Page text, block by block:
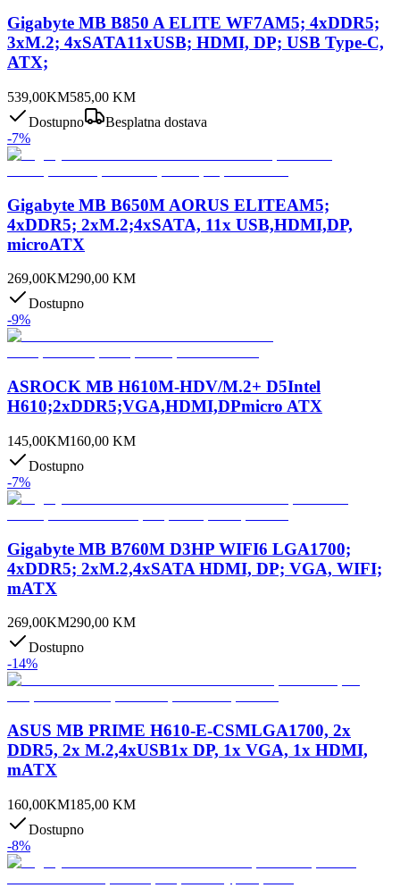
Gigabyte MB B850 A ELITE WF7AM5; 4xDDR5;
3xM.2; 4xSATA11xUSB; HDMI, DP; USB Type-C,
ATX;
539,00KM585,00 KM
Dostupno
Besplatna dostava
-7%
Gigabyte MB B650M AORUS ELITEAM5;
4xDDR5; 2xM.2;4xSATA, 11x USB,HDMI,DP,
microATX
269,00KM290,00 KM
Dostupno
-9%
ASROCK MB H610M-HDV/M.2+ D5Intel
H610;2xDDR5;VGA,HDMI,DPmicro ATX
145,00KM160,00 KM
Dostupno
-7%
Gigabyte MB B760M D3HP WIFI6 LGA1700;
4xDDR5; 2xM.2,4xSATA HDMI, DP; VGA, WIFI;
mATX
269,00KM290,00 KM
Dostupno
-14%
ASUS MB PRIME H610-E-CSMLGA1700, 2x
DDR5, 2x M.2,4xUSB1x DP, 1x VGA, 1x HDMI,
mATX
160,00KM185,00 KM
Dostupno
-8%